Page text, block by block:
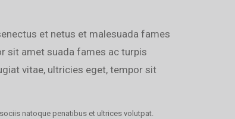
et netus et malesuada fames
sit amet suada fames ac turpis
vitae, ultricies eget, tempor sit
natoque penatibus et ultrices volutpat.